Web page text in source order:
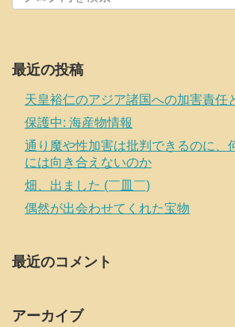
最近の投稿
天皇裕仁のアジア諸国への加害責任
保護中: 海産物情報
通り魔や性加害は批判できるのに、
には向き合えないのか
畑、出ました (￣皿￣)
偶然が出会わせてくれた宝物
最近のコメント
アーカイブ